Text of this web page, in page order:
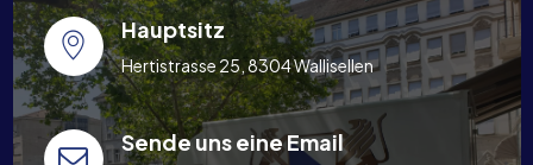
Hauptsitz
Hertistrasse 25, 8304 Wallisellen
Sende uns eine Email